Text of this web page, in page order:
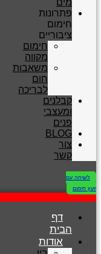
מים
פתרונות
חימום
ציבוריים
חימום
מקווה
משאבות
חום
לבריכה
קבלנים
ומעצבי
פנים
BLOG
צור
קשר
לשיחה עם
יועץ חימום
דף
הבית
אודות